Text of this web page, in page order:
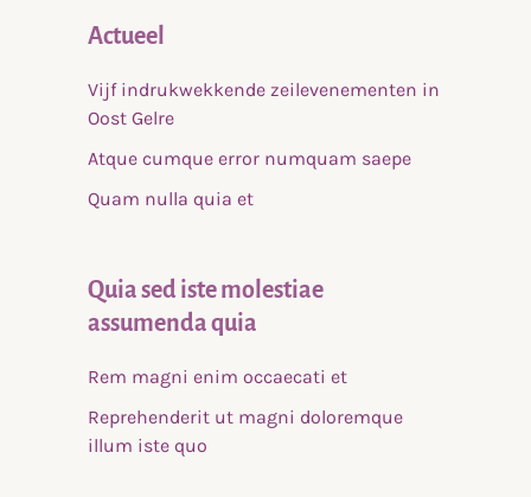
Actueel
Vijf indrukwekkende zeilevenementen in
Oost Gelre
Atque cumque error numquam saepe
Quam nulla quia et
Quia sed iste molestiae
assumenda quia
Rem magni enim occaecati et
Reprehenderit ut magni doloremque
illum iste quo